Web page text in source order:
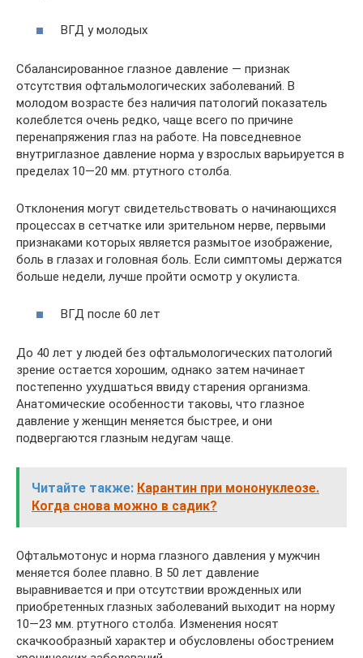
ВГД у молодых
Сбалансированное глазное давление — признак
отсутствия офтальмологических заболеваний. В
молодом возрасте без наличия патологий показатель
колеблется очень редко, чаще всего по причине
перенапряжения глаз на работе. На повседневное
внутриглазное давление норма у взрослых варьируется в
пределах 10—20 мм. ртутного столба.
Отклонения могут свидетельствовать о начинающихся
процессах в сетчатке или зрительном нерве, первыми
признаками которых является размытое изображение,
боль в глазах и головная боль. Если симптомы держатся
больше недели, лучше пройти осмотр у окулиста.
ВГД после 60 лет
До 40 лет у людей без офтальмологических патологий
зрение остается хорошим, однако затем начинает
постепенно ухудшаться ввиду старения организма.
Анатомические особенности таковы, что глазное
давление у женщин меняется быстрее, и они
подвергаются глазным недугам чаще.
Читайте также: Карантин при мононуклеозе.
Когда снова можно в садик?
Офтальмотонус и норма глазного давления у мужчин
меняется более плавно. В 50 лет давление
выравнивается и при отсутствии врожденных или
приобретенных глазных заболеваний выходит на норму
10—23 мм. ртутного столба. Изменения носят
скачкообразный характер и обусловлены обострением